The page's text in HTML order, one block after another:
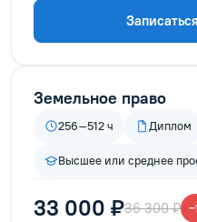
Записаться
Земельное право
256–512 ч Диплом
Высшее или среднее
33 000 ₽36 300 ₽